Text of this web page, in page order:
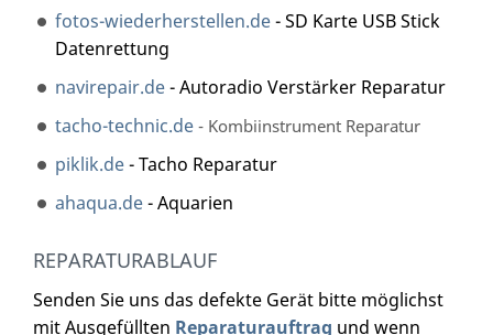
fotos-wiederherstellen.de- SD Karte USB Stick
Datenrettung
navirepair.de- Autoradio Verstärker Reparatur
tacho-technic.de - Kombiinstrument Reparatur
piklik.de- Tacho Reparatur
ahaqua.de- Aquarien
REPARATURABLAUF
Senden Sie uns das defekte Gerät bitte möglichst
mit Ausgefüllten Reparaturauftrag und wenn